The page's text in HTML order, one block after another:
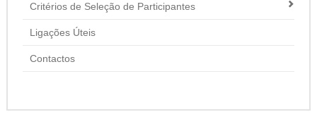
Critérios de Seleção de Participantes
Ligações Úteis
Contactos